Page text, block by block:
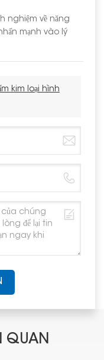
nghiệm về năng
mạnh vào lý
kim loại hình
QUAN